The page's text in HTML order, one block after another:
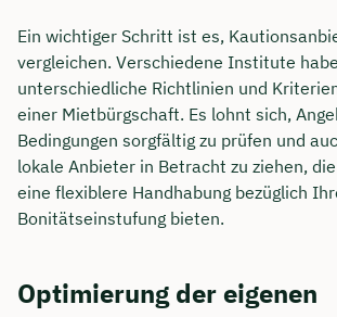
Ein wichtiger Schritt ist es,
vergleichen. Verschiedene Institute
unterschiedliche Richtlinien und
einer Mietbürgschaft. Es lohnt sich,
Bedingungen sorgfältig zu prüfen und
lokale Anbieter in Betracht zu ziehen,
eine flexiblere Handhabung bezüglich
Bonitätseinstufung bieten.
Optimierung der eigenen